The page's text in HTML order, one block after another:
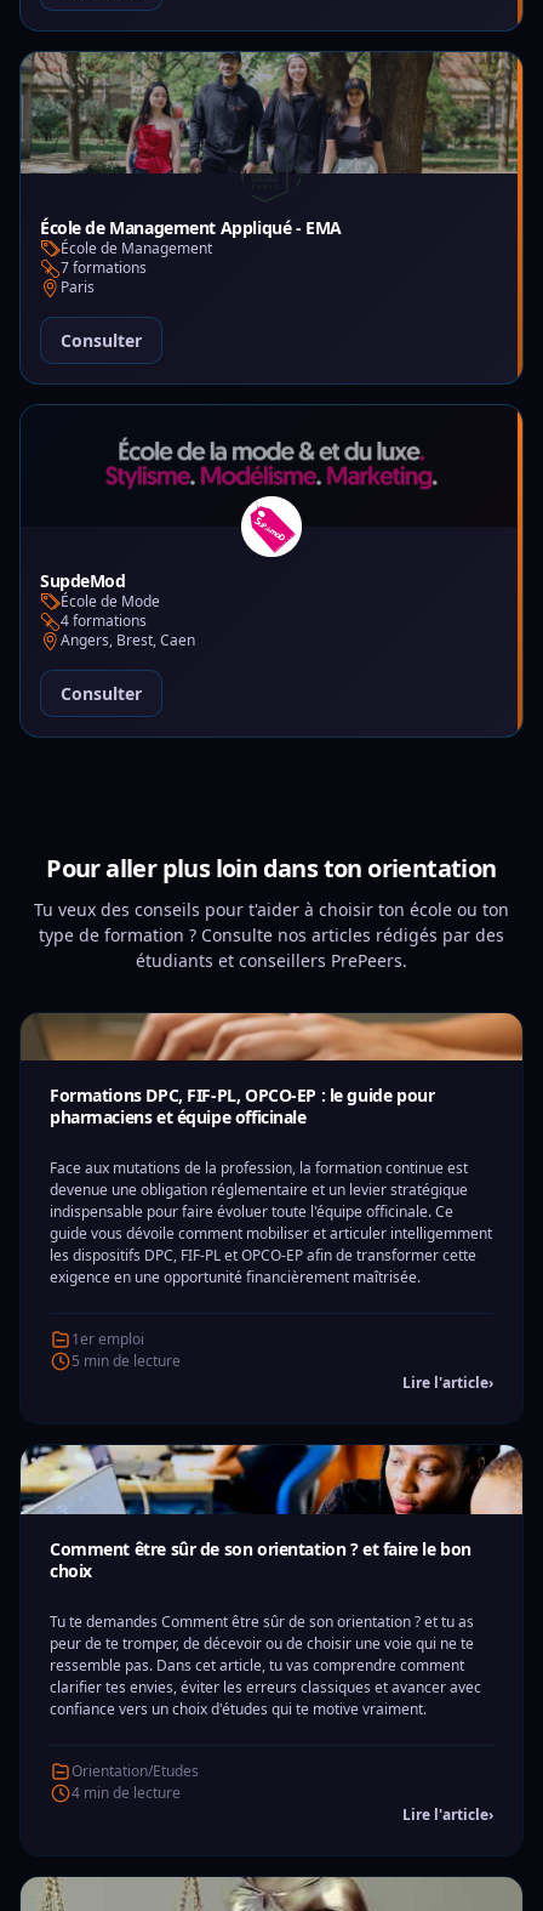
École de Management Appliqué - EMA
École de Management
7 formations
Paris
Consulter
SupdeMod
École de Mode
4 formations
Angers, Brest, Caen
Consulter
Pour aller plus loin dans ton orientation
Tu veux des conseils pour t'aider à choisir ton école ou ton
type de formation ? Consulte nos articles rédigés par des
étudiants et conseillers PrePeers.
Formations DPC, FIF-PL, OPCO-EP : le guide pour
pharmaciens et équipe officinale
Face aux mutations de la profession, la formation continue est
devenue une obligation réglementaire et un levier stratégique
indispensable pour faire évoluer toute l'équipe officinale. Ce
guide vous dévoile comment mobiliser et articuler intelligemment
les dispositifs DPC, FIF-PL et OPCO-EP afin de transformer cette
exigence en une opportunité financièrement maîtrisée.
1er emploi
5 min de lecture
Lire l'article›
Comment être sûr de son orientation ? et faire le bon
choix
Tu te demandes Comment être sûr de son orientation ? et tu as
peur de te tromper, de décevoir ou de choisir une voie qui ne te
ressemble pas. Dans cet article, tu vas comprendre comment
clarifier tes envies, éviter les erreurs classiques et avancer avec
confiance vers un choix d'études qui te motive vraiment.
Orientation/Etudes
4 min de lecture
Lire l'article›